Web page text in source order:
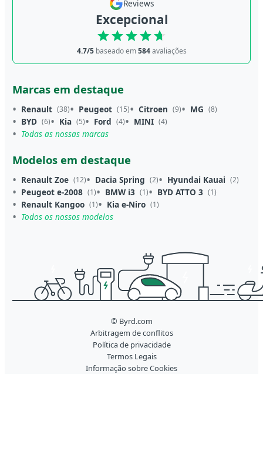
Reviews
Excepcional
4.7/5baseado em584avaliações
Marcas em destaque
Renault (38) Peugeot (15) Citroen (9) MG (8)
BYD (6) Kia (5) Ford (4) MINI (4)
Todas as nossas marcas
Modelos em destaque
Renault Zoe (12) Dacia Spring (2) Hyundai Kauai (2)
Peugeot e-2008 (1) BMW i3 (1) BYD ATTO 3 (1)
Renault Kangoo (1) Kia e-Niro (1)
Todos os nossos modelos
© Byrd.com
Arbitragem de conflitos
Política de privacidade
Termos Legais
Informação sobre Cookies